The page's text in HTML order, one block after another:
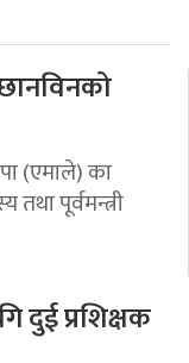
(एमाले) का
तथा पूर्वमन्त्री
दुई प्रशिक्षक